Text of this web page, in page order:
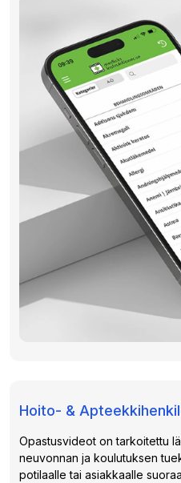
Hoito- &
Opastusvideot on tarkoitettu
neuvonnan ja koulutuksen
potilaalle tai asiakkaalle